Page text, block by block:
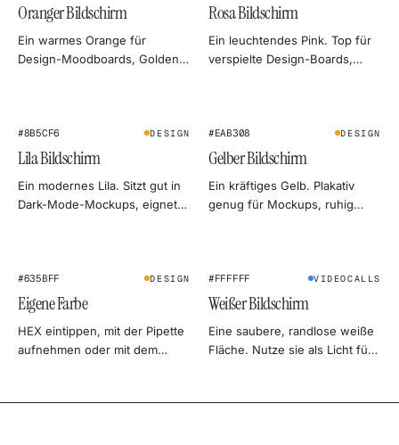
Oranger Bildschirm
Ein warmes Orange für
Design-Moodboards, Golden-
Rosa Bildschirm
Ein leuchtendes Pink. Top für
verspielte Design-Boards,
#8B5CF6 DESIGN
Lila Bildschirm
Ein modernes Lila. Sitzt gut in
Dark-Mode-Mockups, eignet
#EAB308 DESIGN
Gelber Bildschirm
Ein kräftiges Gelb. Plakativ
genug für Mockups, ruhig
★
#635BFF DESIGN
Eigene Farbe
HEX eintippen, mit der Pipette
aufnehmen oder mit dem
PNG.
★
#FFFFFF VIDEOCALLS
Weißer Bildschirm
Eine saubere, randlose weiße
Fläche. Nutze sie als Licht für
für Produktfotos oder als